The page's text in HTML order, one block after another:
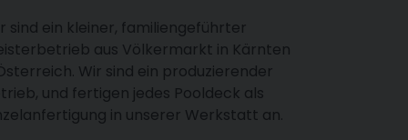
sind ein kleiner, familiengeführter
aus Völkermarkt in Kärnten
Wir sind ein produzierender
und fertigen jedes Pooldeck als
in unserer Werkstatt an.